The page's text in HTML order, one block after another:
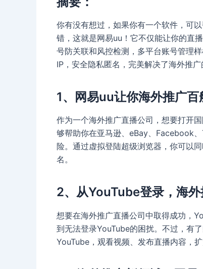
你有没有想过，如果你有一个软件，可
错，这就是网易uu！它不仅能让你的直
号防关联和风控检测，多平台账号管理
IP，安全隐私匿名，完美解决了海外推广
1、网易uu让你海外推广百
作为一个海外推广直播公司，想要打开
够帮助你在亚马逊、eBay、Facebook
险。通过虚拟登陆超级浏览器，你可以
名。
2、从YouTube登录，海
想要在海外推广直播公司中取得成功，
到无法登录YouTube的困扰。不过，有
YouTube，观看视频、发布直播内容，